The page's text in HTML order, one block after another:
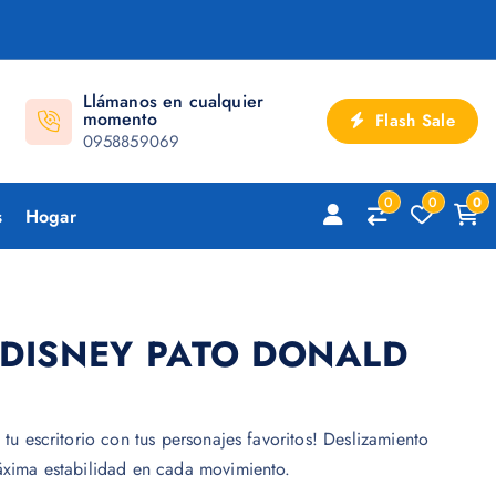
Llámanos en cualquier
momento
0958859069
Flash Sale
Hogar
0 0 0
PATO DONALD
escritorio con tus personajes favoritos! Deslizamiento
estabilidad en cada movimiento.